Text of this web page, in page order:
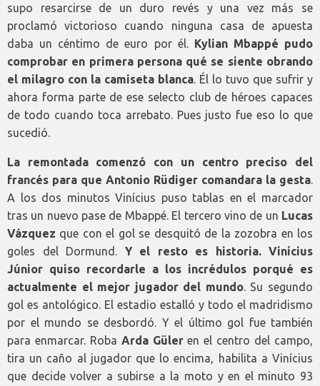
supo resarcirse de un duro revés y una vez más se
proclamó victorioso cuando ninguna casa de apuesta
daba un céntimo de euro por él. Kylian Mbappé pudo
comprobar en primera persona qué se siente obrando
el milagro con la camiseta blanca. Él lo tuvo que sufrir y
ahora forma parte de ese selecto club de héroes capaces
de todo cuando toca arrebato. Pues justo fue eso lo que
sucedió.
La remontada comenzó con un centro preciso del
francés para que Antonio Rüdiger comandara la gesta.
A los dos minutos Vinícius puso tablas en el marcador
tras un nuevo pase de Mbappé. El tercero vino de un Lucas
Vázquez que con el gol se desquitó de la zozobra en los
goles del Dormund. Y el resto es historia. Vinícius
Júnior quiso recordarle a los incrédulos porqué es
actualmente el mejor jugador del mundo. Su segundo
gol es antológico. El estadio estalló y todo el madridismo
por el mundo se desbordó. Y el último gol fue también
para enmarcar. Roba Arda Güleren el centro del campo,
tira un caño al jugador que lo encima, habilita a Vinícius
que decide volver a subirse a la moto y en el minuto 93